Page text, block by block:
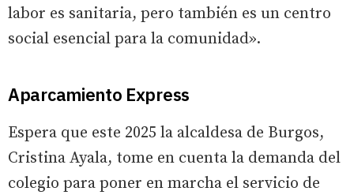
labor es sanitaria, pero también es un centro
social esencial para la comunidad».
Aparcamiento Express
Espera que este 2025 la alcaldesa de Burgos,
Cristina Ayala, tome en cuenta la demanda del
colegio para poner en marcha el servicio de